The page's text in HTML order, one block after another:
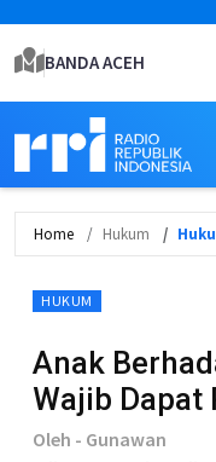
BANDA ACEH
Home Hukum
HUKUM
Anak
Wajib Dapat
Oleh - Gunawan